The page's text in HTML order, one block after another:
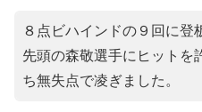
８点ビハインドの９回に登
先頭の森敬選手にヒットを
ち無失点で凌ぎました。